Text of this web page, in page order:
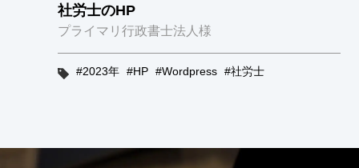
社労士のHP
プライマリ行政書士法人様
2023年 HP Wordpress 社労士